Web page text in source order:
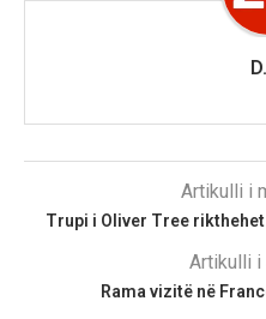
Artikulli i
Trupi i Oliver Tree
Artikulli i
Rama vizitë në